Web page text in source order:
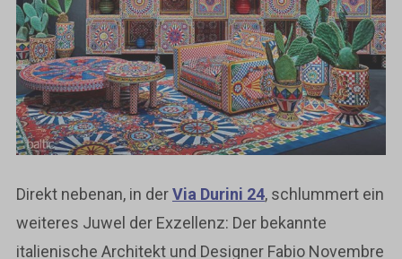
Direkt nebenan, in derVia Durini 24, schlummert ein
weiteres Juwel der Exzellenz: Der bekannte
italienische Architekt und Designer Fabio Novembre